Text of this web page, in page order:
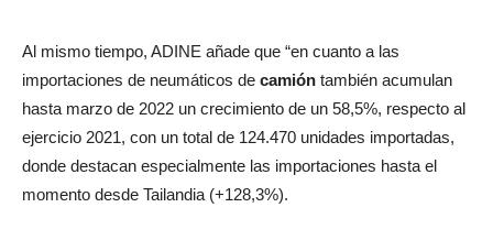
Al mismo tiempo, ADINE añade que “en cuanto a las
importaciones de neumáticos de camión también acumulan
hasta marzo de 2022 un crecimiento de un 58,5%, respecto al
ejercicio 2021, con un total de 124.470 unidades importadas,
donde destacan especialmente las importaciones hasta el
momento desde Tailandia (+128,3%).